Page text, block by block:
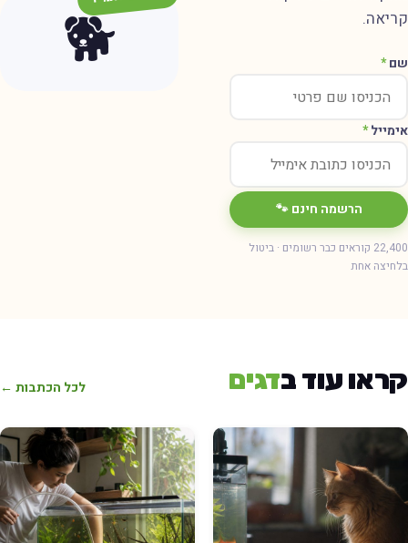
*
*
הרשמה חינם 🐾
22,400 קוראים כבר רשומים · ביטול
אחת
🐕
עוד בדגים לכל הכתבות ←